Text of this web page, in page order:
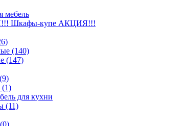
мебель
Шкафы-купе АКЦИЯ!!!
(140)
(147)
(1)
для кухни
(11)